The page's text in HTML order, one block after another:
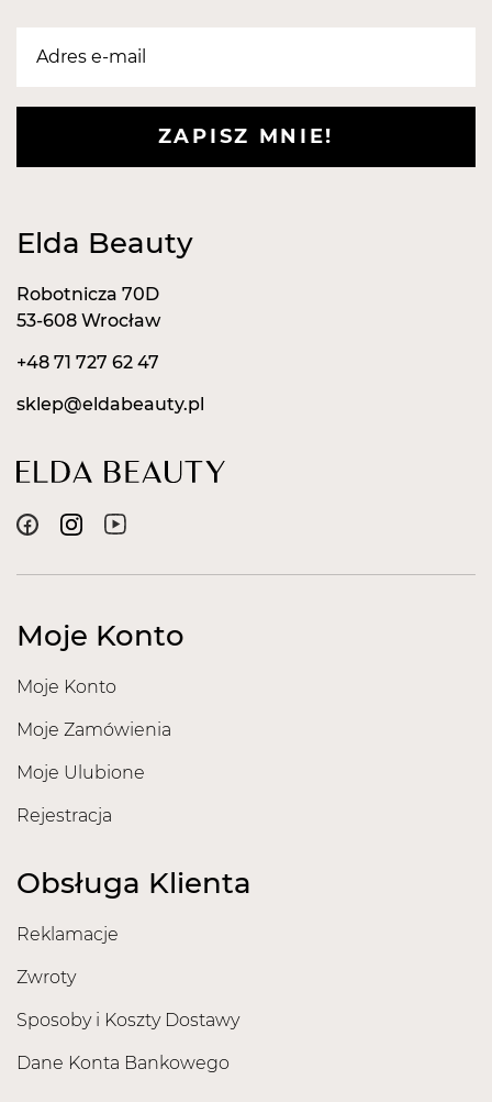
ZAPISZ MNIE!
Moje Konto
Moje Konto
Moje Zamówienia
Moje Ulubione
Rejestracja
Obsługa Klienta
Reklamacje
Zwroty
Sposoby i Koszty Dostawy
Dane Konta Bankowego
Elda Beauty
Robotnicza 70D
53-608 Wrocław
+48 71 727 62 47
sklep@eldabeauty.pl